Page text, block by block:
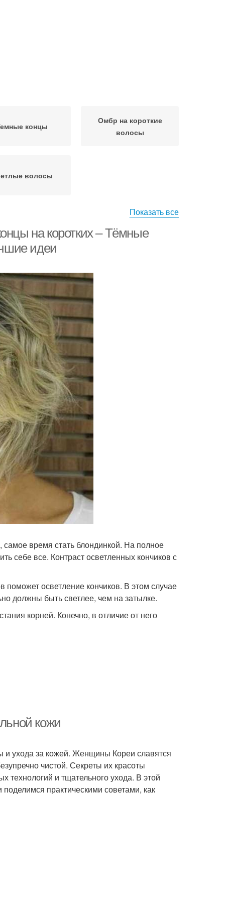
концы
Омбр на короткие
волосы
волосы
Показать все
на коротких – Тёмные
идеи
время стать блондинкой. На полное
себе все. Контраст осветленных кончиков с
поможет осветление кончиков. В этом случае
должны быть светлее, чем на затылке.
корней. Конечно, в отличие от него
кожи
и ухода за кожей. Женщины Кореи славятся
чистой. Секреты их красоты
технологий и тщательного ухода. В этой
практическими советами, как